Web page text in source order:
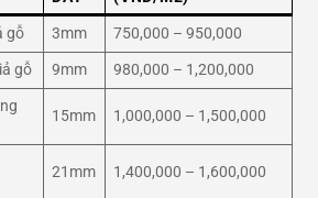
gỗ 3mm
750,000 – 950,000
gỗ 9mm
980,000 – 1,200,000
15mm 1,000,000 – 1,500,000
21mm 1,400,000 – 1,600,000